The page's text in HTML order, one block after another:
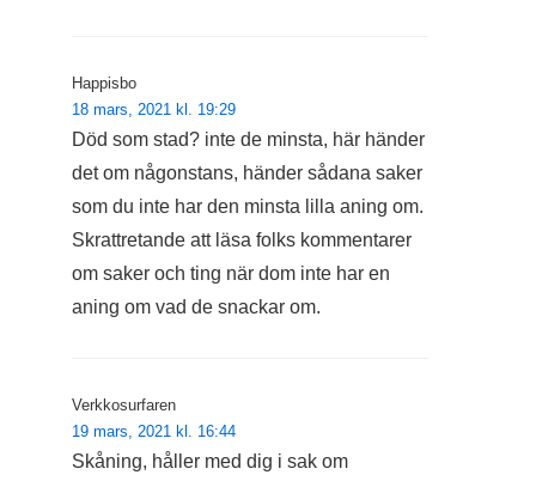
Happisbo
18 mars, 2021 kl. 19:29
Död som stad? inte de minsta, här händer
det om någonstans, händer sådana saker
som du inte har den minsta lilla aning om.
Skrattretande att läsa folks kommentarer
om saker och ting när dom inte har en
aning om vad de snackar om.
Verkkosurfaren
19 mars, 2021 kl. 16:44
Skåning, håller med dig i sak om